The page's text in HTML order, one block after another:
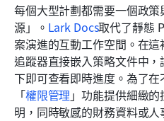
每個大型計劃都需要一個政
源」。 Lark Docs取代了靜態
案演進的互動工作空間。在
追蹤器直接嵌入策略文件中
下即可查看即時進度。為了在
「權限管理 」功能提供細緻
明，同時敏感的財務資料或